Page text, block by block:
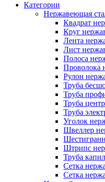
Категории
Нержавеющая
Квадрат
Круг
Лента
Лист
Полоса
Проволока
Рулон
Труба
Труба
Труба
Труба
Уголок
Швеллер
Штрипс
Труба
Сетка
Сетка